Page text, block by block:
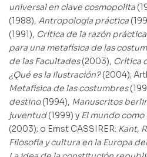
universal en clave cosmopolita
(1988), Antropología práctica
(1991), Crítica de la razón práctica
para una metafísica de las
de las Facultades(2003), Crítica
¿Qué es la Ilustración?(2004);
Metafísica de las costumbres
destino(1994), Manuscritos
juventud(1999) y El mundo
(2003); o Ernst CASSIRER: Kant,
Filosofía y cultura en la Europa